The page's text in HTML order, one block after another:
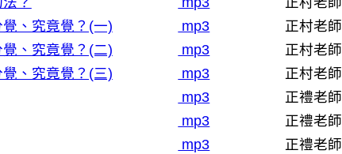
、究竟覺？(一) mp3
正村老師
、究竟覺？(二) mp3
正村老師
、究竟覺？(三) mp3
正村老師
mp3
正禮老師
mp3
正禮老師
mp3
正禮老師